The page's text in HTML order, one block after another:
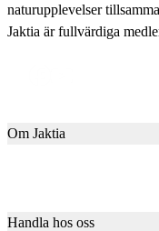
naturupplevelser
Jaktia är fullvärdiga
Om Jaktia
Karriär
Handla hos oss